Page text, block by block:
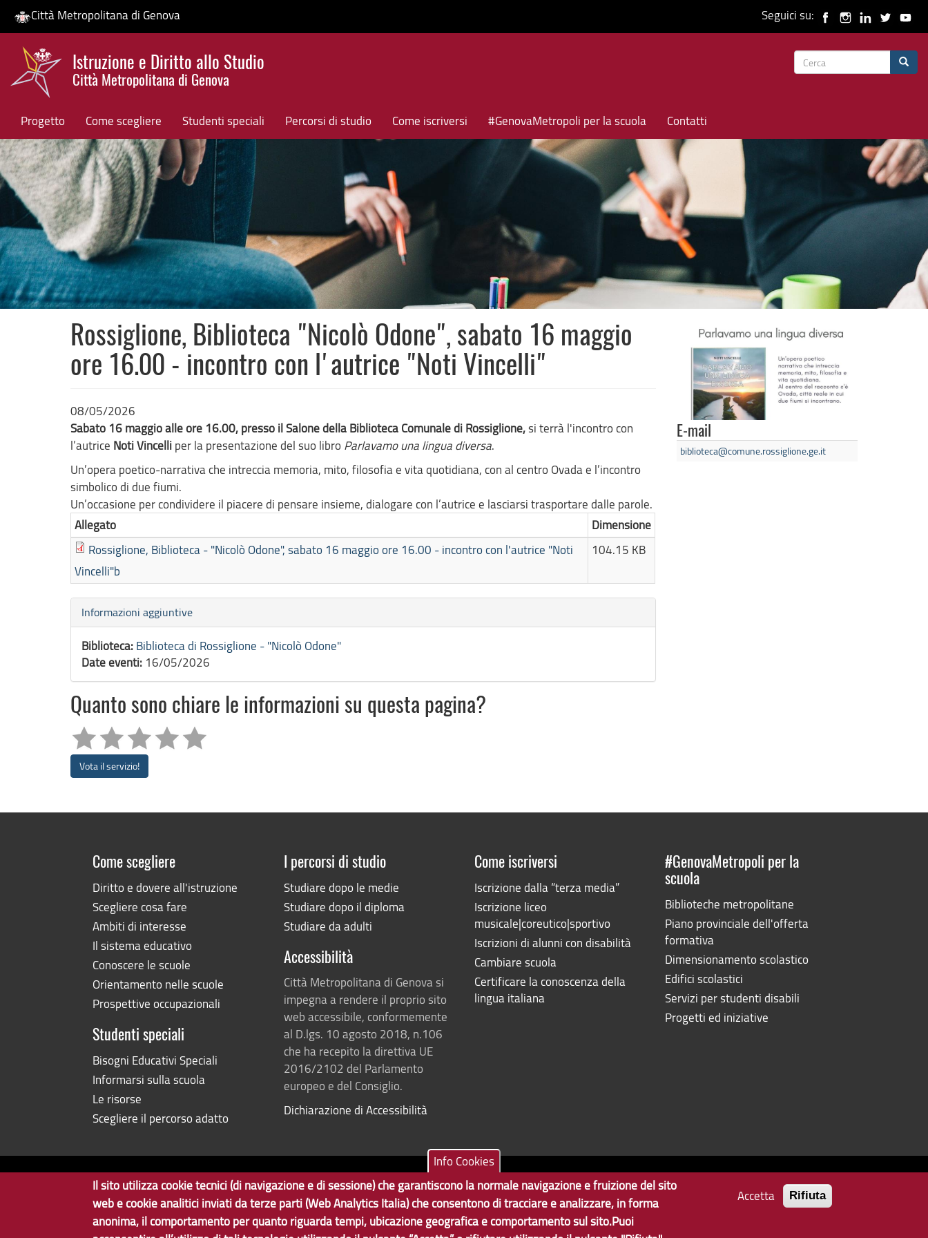
Salta
contenuto
Città Metropolitana di Genova Seguici su:
Istruzione e Diritto allo Studio
Città Metropolitana di Genova
Form
Progetto Come scegliere Studenti speciali Percorsi di studio Come iscriversi #GenovaMetropoli per la scuola Contatti
HP banner
Rossiglione, Biblioteca "Nicolò Odone", sabato 16 maggio
ore 16.00 - incontro con l'autrice "Noti Vincelli"
08/05/2026
Sabato 16 maggio alle ore 16.00, presso il Salone della Biblioteca Comunale di Rossiglione,si terrà l'incontro con
l’autrice Noti Vincelli per la presentazione del suo libro Parlavamo una lingua diversa.
Un’opera poetico-narrativa che intreccia memoria, mito, filosofia e vita quotidiana, con al centro Ovada e l’incontro
simbolico di due fiumi.
Un’occasione per condividere il piacere di pensare insieme, dialogare con l’autrice e lasciarsi trasportare dalle parole.
Allegato
Dimensione
Rossiglione, Biblioteca - "Nicolò Odone", sabato 16 maggio ore 16.00 - incontro con l'autrice "Noti
Vincelli"b
104.15 KB
Nascondi
Informazioni aggiuntive
Biblioteca: Biblioteca di Rossiglione - "Nicolò Odone"
Date eventi: 16/05/2026
Quanto sono chiare le informazioni su questa pagina?
Vota il servizio!
E-mail
biblioteca@comune.rossiglione.ge.it
Come scegliere
Diritto e dovere all'istruzione
Scegliere cosa fare
Ambiti di interesse
Il sistema educativo
Conoscere le scuole
Orientamento nelle scuole
Prospettive occupazionali
Studenti speciali
Bisogni Educativi Speciali
Informarsi sulla scuola
Le risorse
Scegliere il percorso adatto
I percorsi di studio
Studiare dopo le medie
Studiare dopo il diploma
Studiare da adulti
Accessibilità
Città Metropolitana di Genova si
impegna a rendere il proprio sito
web accessibile, conformemente
al D.lgs. 10 agosto 2018, n.106
che ha recepito la direttiva UE
2016/2102 del Parlamento
europeo e del Consiglio.
Dichiarazione di Accessibilità
Come iscriversi
Iscrizione dalla “terza media”
Iscrizione liceo
musicale|coreutico|sportivo
Iscrizioni di alunni con disabilità
Cambiare scuola
Certificare la conoscenza della
lingua italiana
#GenovaMetropoli per la
scuola
Biblioteche metropolitane
Piano provinciale dell'offerta
formativa
Dimensionamento scolastico
Edifici scolastici
Servizi per studenti disabili
Progetti ed iniziative
Copyright © 2017 Città metropolitana di Genova | CF: 80007350103 Tecnologie e Accessibilità Privacy Note Legali Contatti
Statistiche Area Riservata
Info Cookies
Il sito utilizza cookie tecnici (di navigazione e di sessione) che garantiscono la normale navigazione e fruizione del sito
web e cookie analitici inviati da terze parti (Web Analytics Italia) che consentono di tracciare e analizzare, in forma
anonima, il comportamento per quanto riguarda tempi, ubicazione geografica e comportamento sul sito.Puoi
Accetta Rifiuta